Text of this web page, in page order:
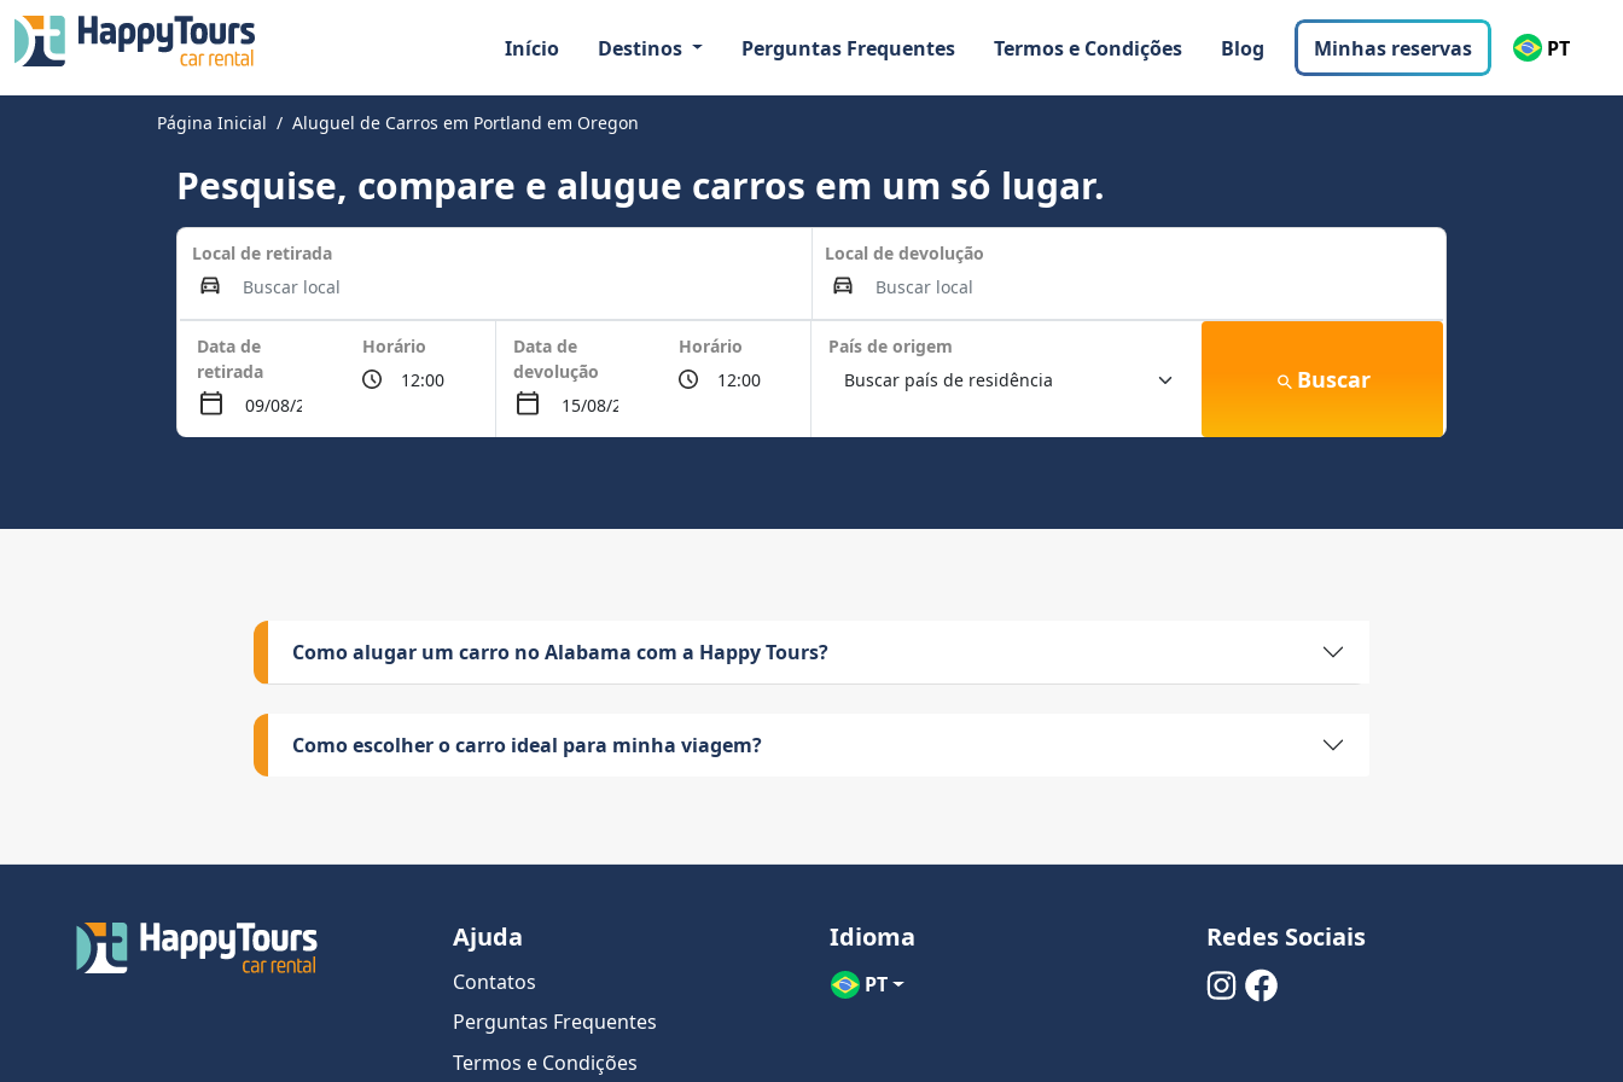
Início Destinos Perguntas Frequentes Termos e Condições Blog Minhas reservas PT
Página Inicial Aluguel de Carros em Portland em Oregon
Pesquise, compare e alugue carros em um só lugar.
Local de retirada Local de devolução
Data de
retirada
Horário
Data de
devolução
Horário País de origem
Buscar
Como alugar um carro no Alabama com a Happy Tours?
Como escolher o carro ideal para minha viagem?
Ajuda
Contatos
Perguntas Frequentes
Termos e Condições
Idioma
PT
Redes Sociais